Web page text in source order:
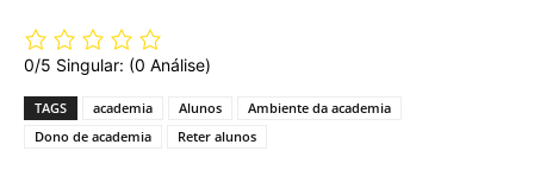
0/5 Singular: (0 Análise)
TAGS academia Alunos
Ambiente da academia
Dono de academia
Reter alunos